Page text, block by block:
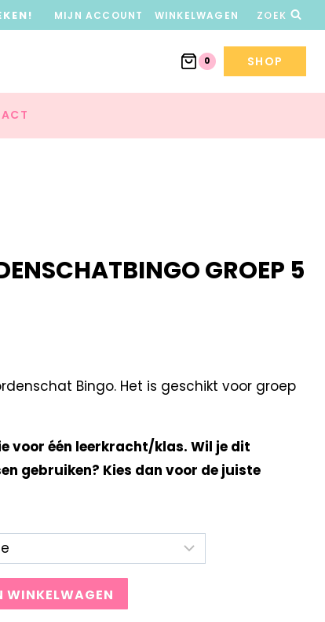
MIJN ACCOUNT WINKELWAGEN ZOEK
0 SHOP
GROEP 5
Bingo. Het is geschikt voor groep
voor één leerkracht/klas. Wil je dit
gebruiken? Kies dan voor de juiste
WINKELWAGEN